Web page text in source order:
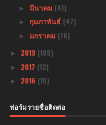
► มีนาคม (41)
► กุมภาพันธ์ (47)
► มกราคม (76)
► 2019 (199)
► 2017 (12)
► 2016 (15)
ฟอร์มรายชื่อติดต่อ